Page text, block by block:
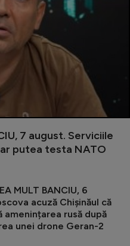
7 august. Serviciile
putea testa NATO
MULT BANCIU, 6
acuză Chișinăul că
amenințarea rusă după
unei drone Geran-2